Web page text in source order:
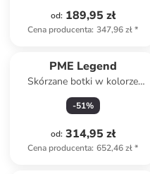
od: 189,95 zł
Cena producenta: 347,96 zł*
PME Legend
Skórzane botki w kolorze
antracytowym
-51%
od: 314,95 zł
Cena producenta: 652,46 zł*